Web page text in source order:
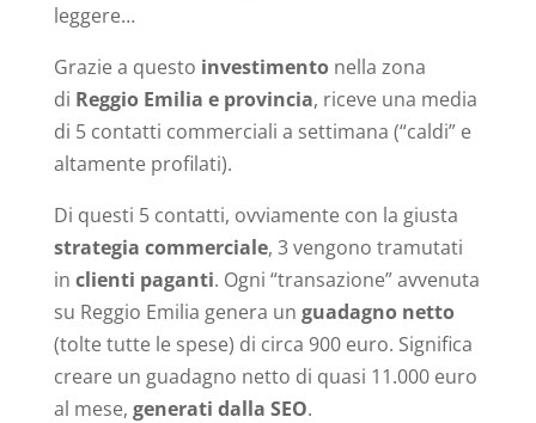
leggere…
Grazie a questo investimentonella zona
di Reggio Emilia e provincia, riceve una media
di 5 contatti commerciali a settimana (“caldi” e
altamente profilati).
Di questi 5 contatti, ovviamente con la giusta
strategia commerciale, 3 vengono tramutati
in clienti paganti. Ogni “transazione” avvenuta
su Reggio Emilia genera un guadagno netto
(tolte tutte le spese) di circa 900 euro. Significa
creare un guadagno netto di quasi 11.000 euro
al mese, generati dalla SEO.